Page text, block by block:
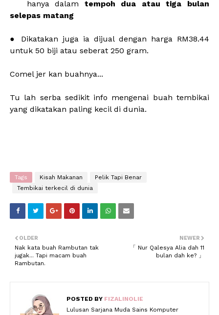
hanya dalam tempoh dua atau tiga bulan
selepas matang
● Dikatakan juga ia dijual dengan harga RM38.44
untuk 50 biji atau seberat 250 gram.
Comel jer kan buahnya...
Tu lah serba sedikit info mengenai buah tembikai
yang dikatakan paling kecil di dunia.
Tags Kisah Makanan
Pelik Tapi Benar
Tembikai terkecil di dunia
NEWER
「 Nur Qalesya Alia dah 11
bulan dah ke? 」
OLDER
Nak kata buah Rambutan tak
jugak... Tapi macam buah
Rambutan.
POSTED BY FIZALINOLIE
Lulusan Sarjana Muda Sains Komputer